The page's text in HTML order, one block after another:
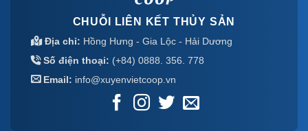
CHUỖI LIÊN KẾT THỦY SẢN
Địa chỉ: Hồng Hưng - Gia Lộc - Hải Dương
Số điện thoại: (+84) 0888. 356. 778
Email: info@xuyenvietcoop.vn